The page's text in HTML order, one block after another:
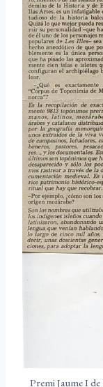
Premi Jaume I